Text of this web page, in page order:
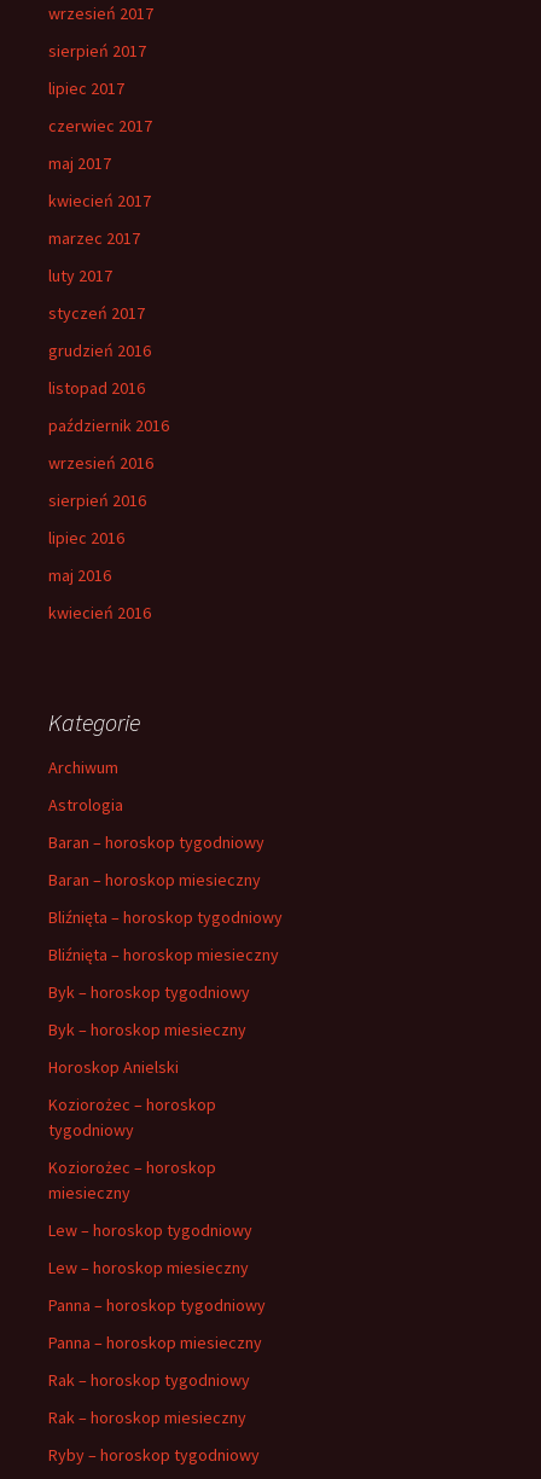
wrzesień 2017
sierpień 2017
lipiec 2017
czerwiec 2017
maj 2017
kwiecień 2017
marzec 2017
luty 2017
styczeń 2017
grudzień 2016
listopad 2016
październik 2016
wrzesień 2016
sierpień 2016
lipiec 2016
maj 2016
kwiecień 2016
Kategorie
Archiwum
Astrologia
Baran – horoskop tygodniowy
Baran – horoskop miesieczny
Bliźnięta – horoskop tygodniowy
Bliźnięta – horoskop miesieczny
Byk – horoskop tygodniowy
Byk – horoskop miesieczny
Horoskop Anielski
Koziorożec – horoskop
tygodniowy
Koziorożec – horoskop
miesieczny
Lew – horoskop tygodniowy
Lew – horoskop miesieczny
Panna – horoskop tygodniowy
Panna – horoskop miesieczny
Rak – horoskop tygodniowy
Rak – horoskop miesieczny
Ryby – horoskop tygodniowy